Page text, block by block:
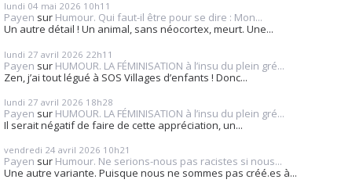
lundi 04 mai 2026 10h11
Payen sur Humour. Qui faut-il être pour se dire : Mon...
Un autre détail ! Un animal, sans néocortex, meurt. Une...
lundi 27 avril 2026 22h11
Payen sur HUMOUR. LA FÉMINISATION à l’insu du plein gré...
Zen, j’ai tout légué à SOS Villages d’enfants ! Donc...
lundi 27 avril 2026 18h28
Payen sur HUMOUR. LA FÉMINISATION à l’insu du plein gré...
Il serait négatif de faire de cette appréciation, un...
vendredi 24 avril 2026 10h21
Payen sur Humour. Ne serions-nous pas racistes si nous...
Une autre variante. Puisque nous ne sommes pas créé.es à...